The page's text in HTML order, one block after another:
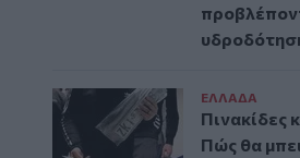
ΕΛΛAΔΑ
Πινακίδες
Πώς θα